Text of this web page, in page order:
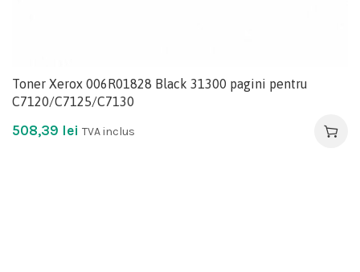
Toner Xerox 006R01828 Black 31300 pagini pentru
C7120/C7125/C7130
508,39 lei TVA inclus